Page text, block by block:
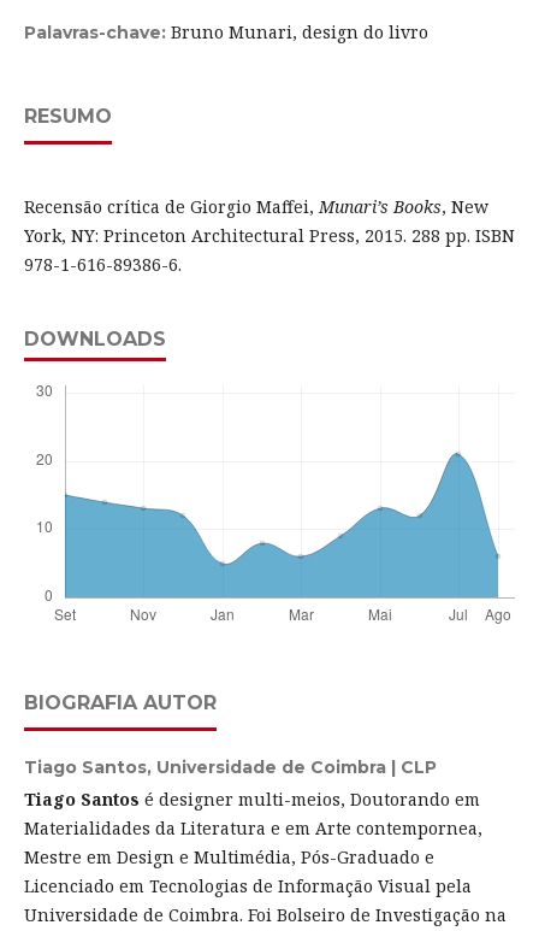
Palavras-chave: Bruno Munari, design do livro
RESUMO
Recensão crítica de Giorgio Maffei,Munari’s Books, New
York, NY: Princeton Architectural Press, 2015. 288 pp. ISBN
978-1-616-89386-6.
DOWNLOADS
BIOGRAFIA AUTOR
Tiago Santos, Universidade de Coimbra | CLP
Tiago Santos é designer multi-meios, Doutorando em
Materialidades da Literatura e em Arte contempornea,
Mestre em Design e Multimédia, Pós-Graduado e
Licenciado em Tecnologias de Informação Visual pela
Universidade de Coimbra. Foi Bolseiro de Investigação na